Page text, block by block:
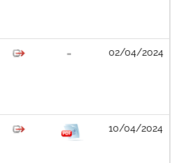
02/04/2024
10/04/2024